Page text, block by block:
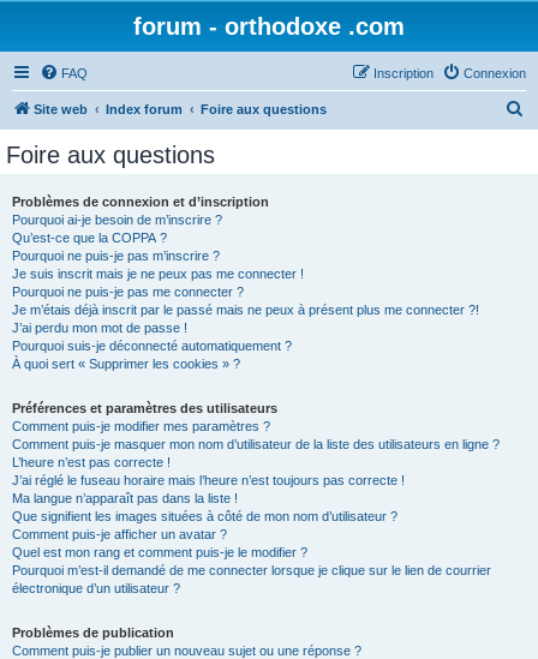
forum - orthodoxe .com
FAQ Connexion
Inscription
Site web Index forum Foire aux questions
Foire aux questions
Problèmes de connexion et d’inscription
Pourquoi ai-je besoin de m’inscrire ?
Qu’est-ce que la COPPA ?
Pourquoi ne puis-je pas m’inscrire ?
Je suis inscrit mais je ne peux pas me connecter !
Pourquoi ne puis-je pas me connecter ?
Je m’étais déjà inscrit par le passé mais ne peux à présent plus me connecter ?!
J’ai perdu mon mot de passe !
Pourquoi suis-je déconnecté automatiquement ?
À quoi sert « Supprimer les cookies » ?
Préférences et paramètres des utilisateurs
Comment puis-je modifier mes paramètres ?
Comment puis-je masquer mon nom d’utilisateur de la liste des utilisateurs en ligne ?
L’heure n’est pas correcte !
J’ai réglé le fuseau horaire mais l’heure n’est toujours pas correcte !
Ma langue n’apparaît pas dans la liste !
Que signifient les images situées à côté de mon nom d’utilisateur ?
Comment puis-je afficher un avatar ?
Quel est mon rang et comment puis-je le modifier ?
Pourquoi m’est-il demandé de me connecter lorsque je clique sur le lien de courrier
électronique d’un utilisateur ?
Problèmes de publication
Comment puis-je publier un nouveau sujet ou une réponse ?